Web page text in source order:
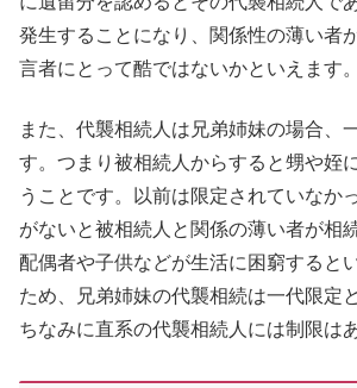
発生することになり、関係性の薄い者
言者にとって酷ではないかといえます。
また、代襲相続人は兄弟姉妹の場合、
す。つまり被相続人からすると甥や姪
うことです。以前は限定されていなか
がないと被相続人と関係の薄い者が相
配偶者や子供などが生活に困窮すると
ため、兄弟姉妹の代襲相続は一代限定
ちなみに直系の代襲相続人には制限は